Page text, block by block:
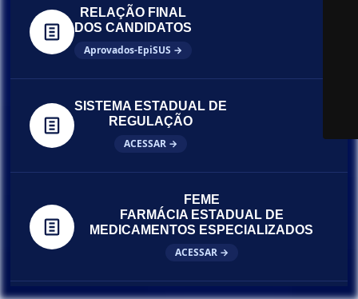
RELAÇÃO FINAL
DOS CANDIDATOS
Aprovados-EpiSUS →
SISTEMA ESTADUAL DE
REGULAÇÃO
ACESSAR →
FEME
FARMÁCIA ESTADUAL DE
MEDICAMENTOS ESPECIALIZADOS
ACESSAR →